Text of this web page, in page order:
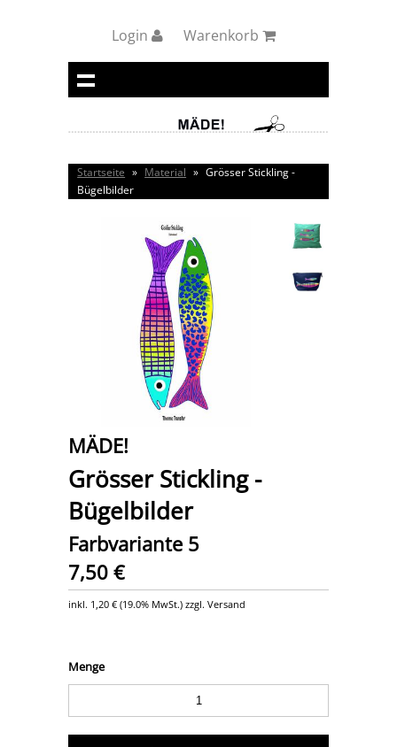
Login Warenkorb
Startseite » Material » Grösser Stickling -
Bügelbilder
MÄDE!
Grösser Stickling -
Bügelbilder
Farbvariante 5
7,50 €
inkl. 1,20 € (19.0% MwSt.) zzgl. Versand
Menge